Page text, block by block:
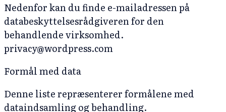
Nedenfor kan du finde e-mailadressen på
databeskyttelsesrådgiveren for den
behandlende virksomhed.
privacy@wordpress.com
Formål med data
Denne liste repræsenterer formålene med
dataindsamling og behandling.